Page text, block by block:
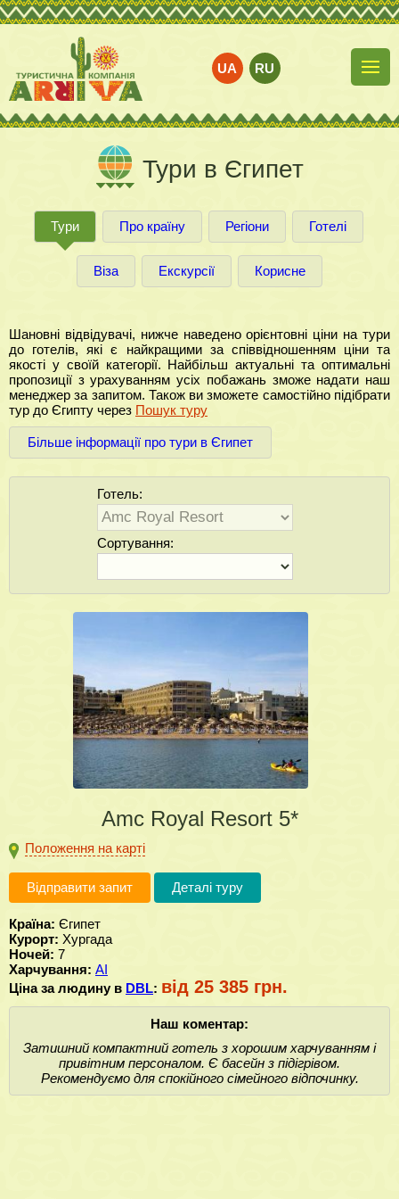
UA RU
Тури в Єгипет
Тури Про країну Регіони Готелі
Віза Екскурсії Корисне
Шановні відвідувачі, нижче наведено орієнтовні ціни на тури
до готелів, які є найкращими за співвідношенням ціни та
якості у своїй категорії. Найбільш актуальні та оптимальні
пропозиції з урахуванням усіх побажань зможе надати наш
менеджер за запитом. Також ви зможете самостійно підібрати
тур до Єгипту через Пошук туру
Більше інформації про тури в Єгипет
Готель:
Сортування:
Amc Royal Resort 5*
Положення на карті
Відправити запит Деталі туру
Країна: Єгипет
Курорт: Хургада
Ночей: 7
Харчування: AI
Ціна за людину в DBL: від 25 385 грн.
Наш коментар:
Затишний компактний готель з хорошим харчуванням і
привітним персоналом. Є басейн з підігрівом.
Рекомендуємо для спокійного сімейного відпочинку.